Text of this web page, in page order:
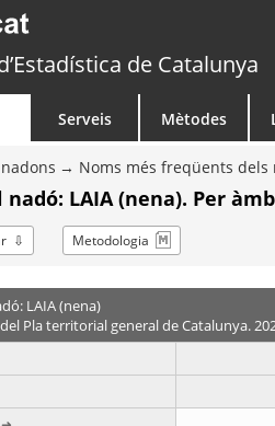
de Catalunya
Serveis Mètodes
Noms més freqüents dels
nadó: LAIA (nena). Per
Metodologia
LAIA (nena)
Pla territorial general de Catalunya.